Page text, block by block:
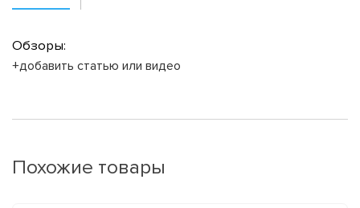
Обзоры:
+добавить статью или видео
Похожие товары